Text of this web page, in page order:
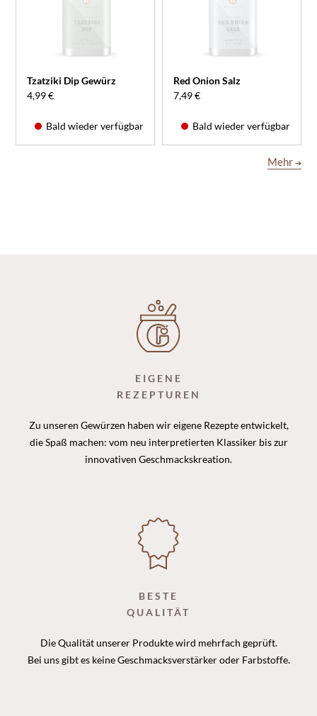
Tzatziki Dip Gewürz
4,99 €
Bald wieder verfügbar
Red Onion Salz
7,49 €
Bald wieder verfügbar
Mehr ➔
EIGENE
REZEPTUREN
Zu unseren Gewürzen haben wir eigene Rezepte entwickelt,
die Spaß machen: vom neu interpretierten Klassiker bis zur
innovativen Geschmackskreation.
BESTE
QUALITÄT
Die Qualität unserer Produkte wird mehrfach geprüft.
Bei uns gibt es keine Geschmacksverstärker oder Farbstoffe.